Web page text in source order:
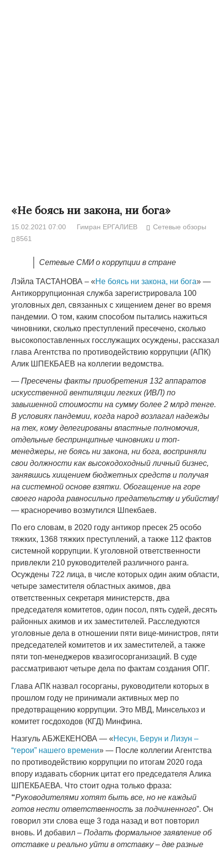
«Не боясь ни закона, ни бога»
15.02.2021 07:00 Гимран ЕРГАЛИЕВ
Сетевые обзоры
8561
Сетевые СМИ о коррупции в стране
Лэйла ТАСТАНОВА – «Не боясь ни закона, ни бога» —
Антикоррупционная служба зарегистрировала 100
уголовных дел, связанных с хищением денег во время
пандемии. О том, каким способом пытались нажиться
чиновники, сколько преступлений пресечено, сколько
высокопоставленных госслужащих осуждены, рассказал
глава Агентства по противодействию коррупции (АПК)
Алик ШПЕКБАЕВ на коллегии ведомства.
— Пресечены факты приобретения 132 аппаратов
искусственной вентиляции легких (ИВЛ) по
завышенной стоимости на сумму более 2 млрд тенге.
В условиях пандемии, когда народ возлагал надежды
на тех, кому делегированы властные полномочия,
отдельные беспринципные чиновники и топ-
менеджеры, не боясь ни закона, ни бога, восприняли
свои должности как высокодоходный личный бизнес,
занявшись хищением бюджетных средств и получая
на системной основе взятки. Обогащение на горе
своего народа равносильно предательству и убийству!
— красноречиво возмутился Шпекбаев.
По его словам, в 2020 году антикор пресек 25 особо
тяжких, 1368 тяжких преступлений, а также 112 фактов
системной коррупции. К уголовной ответственности
привлекли 210 руководителей различного ранга.
Осуждены 722 лица, в числе которых один аким области,
четыре заместителя областных акимов, два
ответственных секретаря министерств, два
председателя комитетов, один посол, пять судей, десять
районных акимов и их заместителей. Расследуются
уголовные дела в отношении пяти вице-министров, пяти
председателей комитетов и их заместителей, а также
пяти топ-менеджеров квазигосорганизаций. В суде
рассматривают четыре дела по фактам создания ОПГ.
Глава АПК назвал госорганы, руководители которых в
прошлом году не принимали активных мер по
предотвращению коррупции. Это МВД, Минсельхоз и
комитет госдоходов (КГД) Минфина.
Назгуль АБЖЕКЕНОВА — «Несун, Берун и Лизун –
“герои” нашего времени» — После коллегии Агентства
по противодействию коррупции по итогам 2020 года
впору издавать сборник цитат его председателя Алика
ШПЕКБАЕВА. Что стоит одна только фраза:
“Руководителями хотят быть все, но не каждый
готов нести ответственность за подчиненного”. Он
говорил эти слова еще 3 года назад и вот повторил
вновь. И добавил – Подать формальное заявление об
отставке и реально уйти в отставку – две разные